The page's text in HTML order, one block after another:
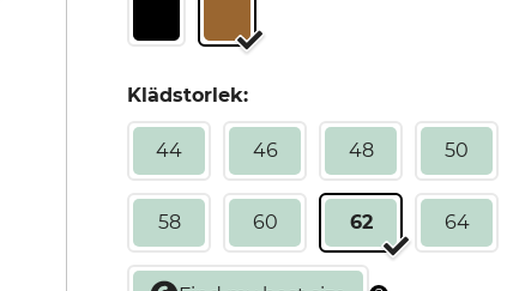
Klädstorlek:
44 46 48 50
58 60 62 64